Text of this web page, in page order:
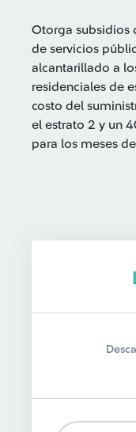
Otorga subsidios
de servicios
alcantarillado a
residenciales de
costo del
el estrato 2 y un
para los meses